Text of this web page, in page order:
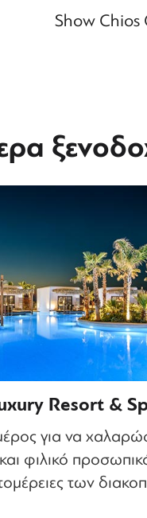
Show
Resort &
για να
φιλικό
των